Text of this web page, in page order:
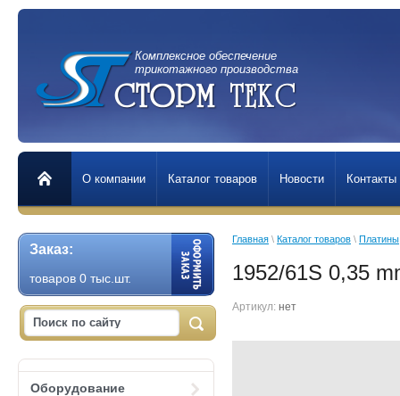
Комплексное обеспечение
трикотажного производства
О компании Каталог товаров Новости Контакты
Заказ:
товаров 0 тыс.шт.
Оборудование
Главная \ Каталог товаров \
1952/61S 0,35
Артикул: нет